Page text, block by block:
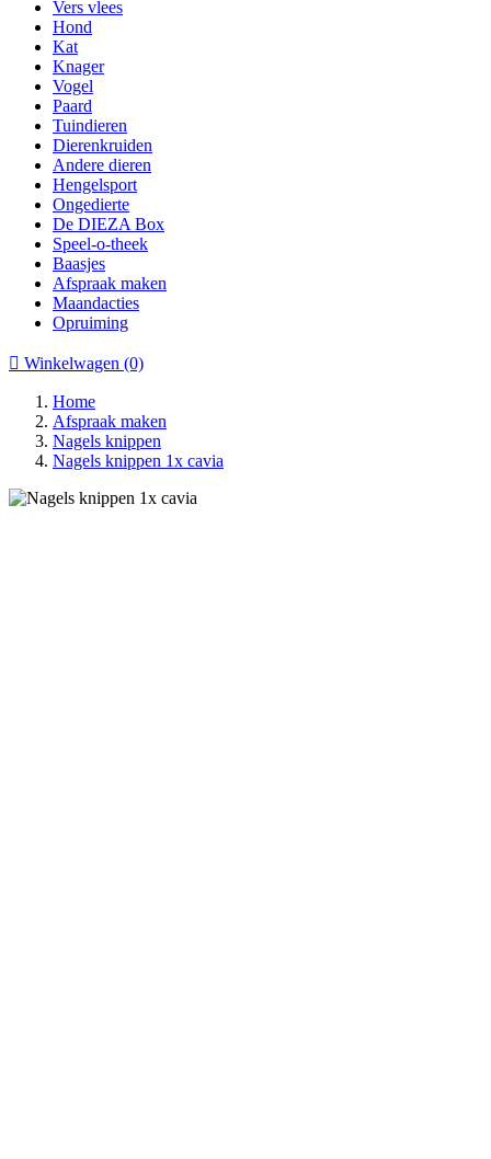
Vers vlees
Hond
Kat
Knager
Vogel
Paard
Tuindieren
Dierenkruiden
Andere dieren
Hengelsport
Ongedierte
De DIEZA Box
Speel-o-theek
Baasjes
Afspraak maken
Maandacties
Opruiming
 Winkelwagen (0)
Home
Afspraak maken
Nagels knippen
Nagels knippen 1x cavia